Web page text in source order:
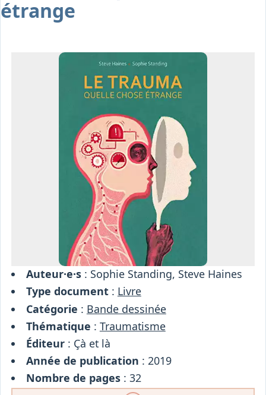
Association
étrange
Auteur·e·s: Sophie Standing, Steve Haines
Type document: Livre
Catégorie : Bande dessinée
Thématique : Traumatisme
Éditeur: Çà et là
Année de publication : 2019
Nombre de pages: 32